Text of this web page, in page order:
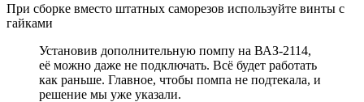
При сборке вместо штатных саморезов используйте винты с
гайками
Установив дополнительную помпу на ВАЗ-2114,
её можно даже не подключать. Всё будет работать
как раньше. Главное, чтобы помпа не подтекала, и
решение мы уже указали.